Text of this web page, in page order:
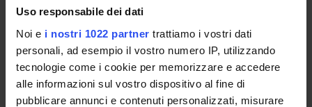
Uso responsabile dei dati
Noi e i nostri 1022 partner trattiamo i vostri dati
personali, ad esempio il vostro numero IP, utilizzando
tecnologie come i cookie per memorizzare e accedere
alle informazioni sul vostro dispositivo al fine di
pubblicare annunci e contenuti personalizzati, misurare
ASSIGNMENTS
ORGANISATION